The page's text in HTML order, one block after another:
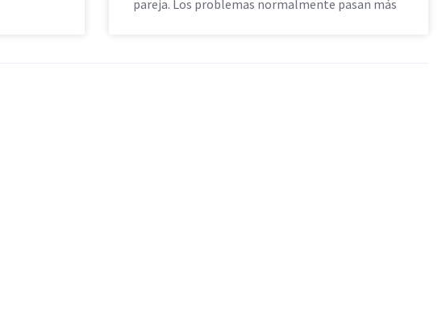
pareja. Los problemas normalmente pasan más